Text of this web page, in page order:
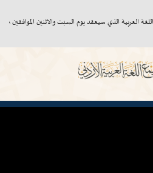
الذي سيعقد يوم السبت والاثنين الموافقين ٨، ١٠/ ٨/ ٢٠٢٦م